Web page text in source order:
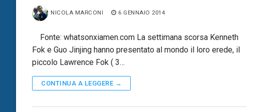
NICOLA MARCONI 6 GENNAIO 2014
Fonte: whatsonxiamen.com La settimana scorsa Kenneth
Fok e Guo Jinjing hanno presentato al mondo il loro erede, il
piccolo Lawrence Fok ( 3…
CONTINUA A LEGGERE →